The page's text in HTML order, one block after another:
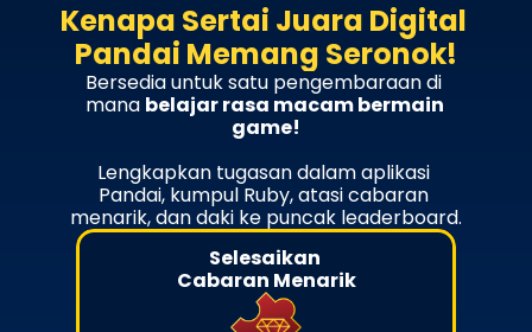
Kenapa Sertai Juara Digital
Pandai Memang Seronok!
Bersedia untuk satu pengembaraan di
mana belajar rasa macam bermain
game!
Lengkapkan tugasan dalam aplikasi
Pandai, kumpul Ruby, atasi cabaran
menarik, dan daki ke puncak leaderboard.
Selesaikan
Cabaran Menarik